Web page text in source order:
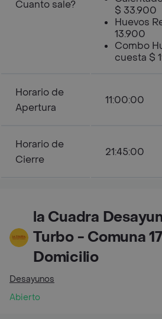
Cuanto sale?
$ 33.900
Huevos
13.900
Combo
cuesta $
Horario de
Apertura
11:00:00
Horario de
Cierre
21:45:00
la Cuadra
Turbo - Comuna
Domicilio
Desayunos
Abierto